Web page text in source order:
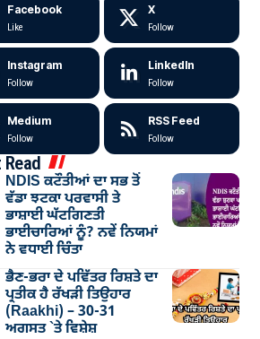
Facebook
Like
X
Follow
Instagram
Follow
LinkedIn
Follow
Medium
Follow
RSS Feed
Follow
NDIS ਕਟੌਤੀਆਂ ਦਾ ਸਭ ਤੋਂ
ਵੱਡਾ ਝਟਕਾ ਪਰਵਾਸੀ ਤੇ
ਭਾਸ਼ਾਈ ਘੱਟਗਿਣਤੀ
ਭਾਈਚਾਰਿਆਂ ਨੂੰ? ਨਵੇਂ ਨਿਯਮਾਂ
ਨੇ ਵਧਾਈ ਚਿੰਤਾ
ਭੈਣ-ਭਰਾ ਦੇ ਪਵਿੱਤਰ ਰਿਸ਼ਤੇ ਦਾ
ਪ੍ਰਤੀਕ ਹੈ ਰੱਖੜੀ ਤਿਉਹਾਰ
(Raakhi) – 30-31
ਅਗਸਤ `ਤੇ ਵਿਸ਼ੇਸ਼